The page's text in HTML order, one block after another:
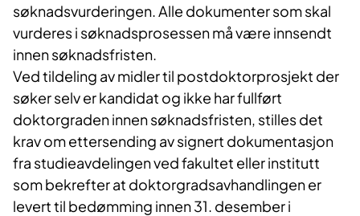
søknadsvurderingen. Alle dokumenter som skal
vurderes i søknadsprosessen må være innsendt
innen søknadsfristen.
Ved tildeling av midler til postdoktorprosjekt der
søker selv er kandidat og ikke har fullført
doktorgraden innen søknadsfristen, stilles det
krav om ettersending av signert dokumentasjon
fra studieavdelingen ved fakultet eller institutt
som bekrefter at doktorgradsavhandlingen er
levert til bedømming innen 31. desember i